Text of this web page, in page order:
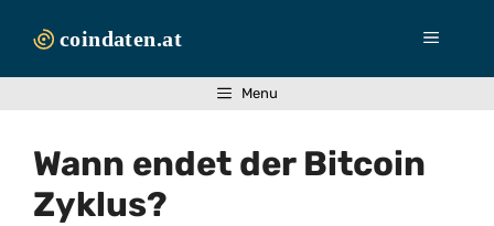
Inhalt
Menü
Menu
Wann endet der Bitcoin
Zyklus?